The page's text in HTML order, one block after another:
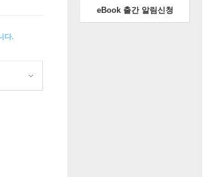
다.
eBook 출간 알림신청